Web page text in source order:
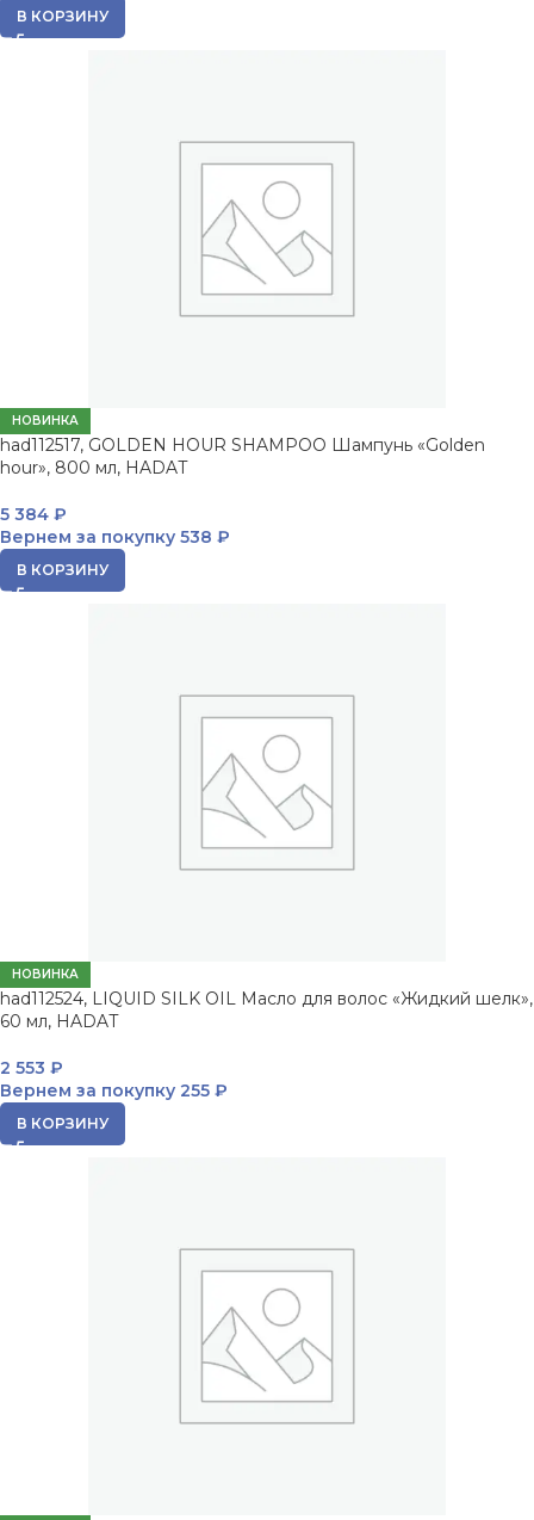
В КОРЗИНУ
НОВИНКА
had112517, GOLDEN HOUR SHAMPOO Шампунь «Golden
hour», 800 мл, HADAT
5 384 ₽
Вернем за покупку 538 ₽
В КОРЗИНУ
НОВИНКА
had112524, LIQUID SILK OIL Масло для волос «Жидкий шелк»,
60 мл, HADAT
2 553 ₽
Вернем за покупку 255 ₽
В КОРЗИНУ